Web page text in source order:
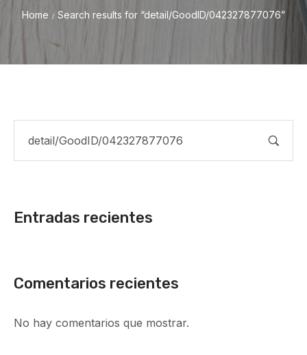
Home / Search results for “detail/GoodID/042327877076”
Entradas recientes
Comentarios recientes
No hay comentarios que mostrar.